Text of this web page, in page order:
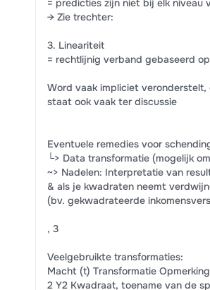
= predicties zijn niet bij elk niveau
→ Zie trechter:
3. Lineariteit
= rechtlijnig verband gebaseerd
Word vaak impliciet veronderstelt,
staat ook vaak ter discussie
Eventuele remedies voor
└> Data transformatie (mogelijk
~> Nadelen: Interpretatie van
& als je kwadraten neemt
(bv. gekwadrateerde
, 3
Veelgebruikte transformaties:
Macht (t) Transformatie
2 Y2 Kwadraat, toename van de